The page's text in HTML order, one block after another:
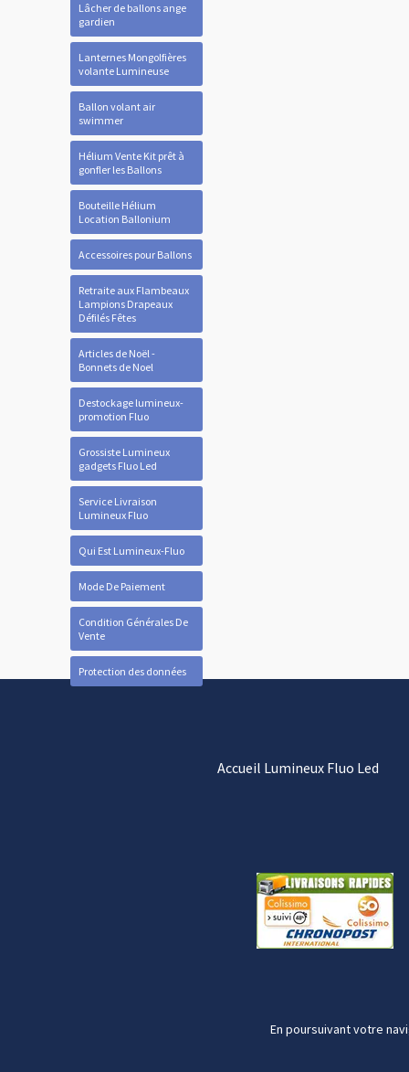
Lâcher de ballons ange
gardien
Lanternes Mongolfières
volante Lumineuse
Ballon volant air
swimmer
Hélium Vente Kit prêt à
gonfler les Ballons
Bouteille Hélium
Location Ballonium
Accessoires pour Ballons
Retraite aux Flambeaux
Lampions Drapeaux
Défilés Fêtes
Articles de Noël -
Bonnets de Noel
Destockage lumineux-
promotion Fluo
Grossiste Lumineux
gadgets Fluo Led
Service Livraison
Lumineux Fluo
Qui Est Lumineux-Fluo
Mode De Paiement
Condition Générales De
Vente
Protection des données
Accueil Lumineux Fluo Led
En poursuivant votre